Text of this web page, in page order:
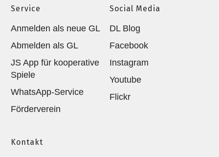
Service
Anmelden als neue GL
Abmelden als GL
JS App für kooperative
Spiele
WhatsApp-Service
Förderverein
Social Media
DL Blog
Facebook
Instagram
Youtube
Flickr
Kontakt